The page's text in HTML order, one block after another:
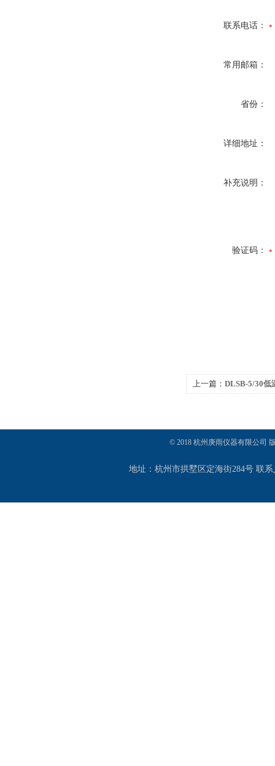
联系电话：
常用邮箱：
省份：
详细地址：
补充说明：
验证码：
上一篇： DLSB-5/30低
© 2018 杭州庚雨仪器有限公司
地址：杭州市拱墅区定海街284号 联